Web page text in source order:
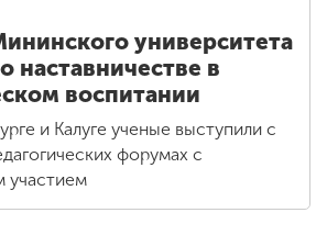
университета
наставничестве в
воспитании
и Калуге ученые выступили с
форумах с
участием